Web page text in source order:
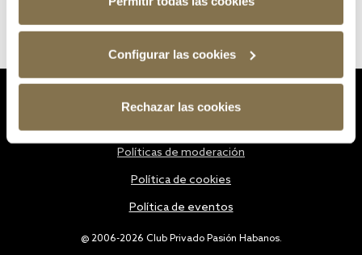
Configurar las cookies
Rechazar las cookies
@ 2006-2026 Club Privado Pasión Habanos.
Políticas de moderación
Política de cookies
Política de eventos